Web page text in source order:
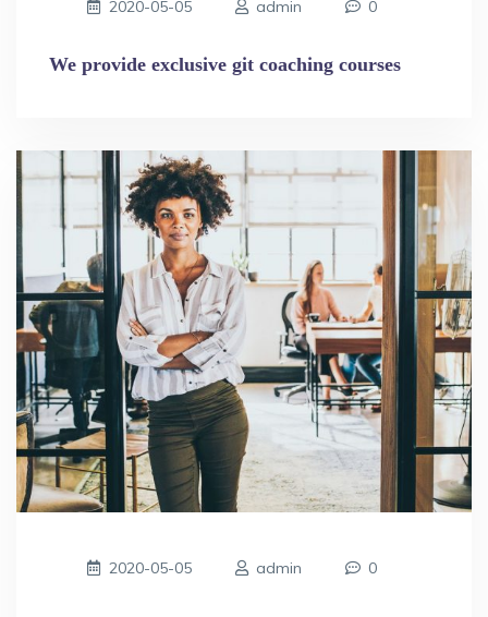
2020-05-05 admin 0
We provide exclusive git coaching courses
2020-05-05 admin 0